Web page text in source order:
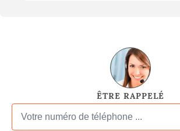
ÊTRE RAPPELÉ